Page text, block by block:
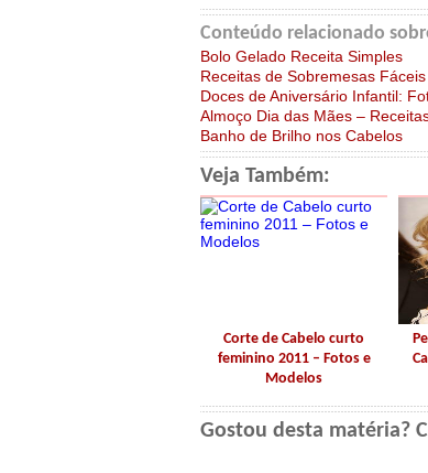
Conteúdo relacionado
Bolo Gelado Receita Simples
Receitas de Sobremesas
Doces de Aniversário Infantil:
Almoço Dia das Mães –
Banho de Brilho nos Cabelos
Veja Também:
Corte de Cabelo curto
feminino 2011 – Fotos e
Modelos
Gostou desta matéria?